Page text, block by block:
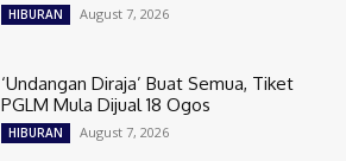
HIBURAN August 7, 2026
‘Undangan Diraja’ Buat Semua, Tiket
PGLM Mula Dijual 18 Ogos
HIBURAN August 7, 2026